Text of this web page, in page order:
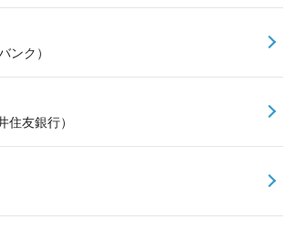
ンク）
友銀行）